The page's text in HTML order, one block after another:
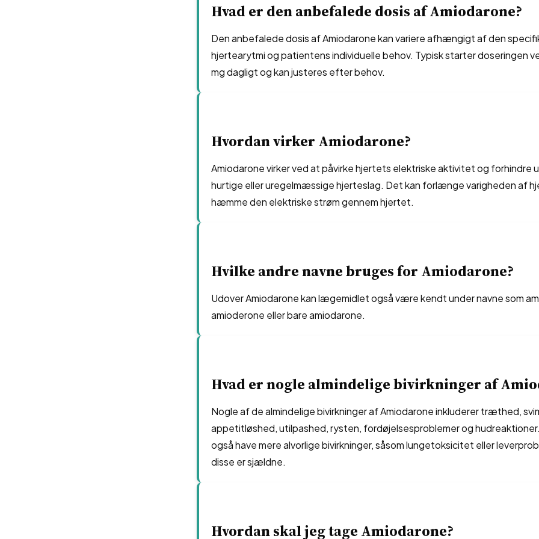
Hvad er den anbefalede dosis af Amiodarone?
Den anbefalede dosis af Amiodarone kan variere afhængigt af den
hjertearytmi og patientens individuelle behov. Typisk starter doseringen
mg dagligt og kan justeres efter behov.
Hvordan virker Amiodarone?
Amiodarone virker ved at påvirke hjertets elektriske aktivitet og forhindre
hurtige eller uregelmæssige hjerteslag. Det kan forlænge varigheden af
hæmme den elektriske strøm gennem hjertet.
Hvilke andre navne bruges for Amiodarone?
Udover Amiodarone kan lægemidlet også være kendt under navne som
amioderone eller bare amiodarone.
Hvad er nogle almindelige bivirkninger af
Nogle af de almindelige bivirkninger af Amiodarone inkluderer træthed,
appetitløshed, utilpashed, rysten, fordøjelsesproblemer og
også have mere alvorlige bivirkninger, såsom lungetoksicitet eller
disse er sjældne.
Hvordan skal jeg tage Amiodarone?